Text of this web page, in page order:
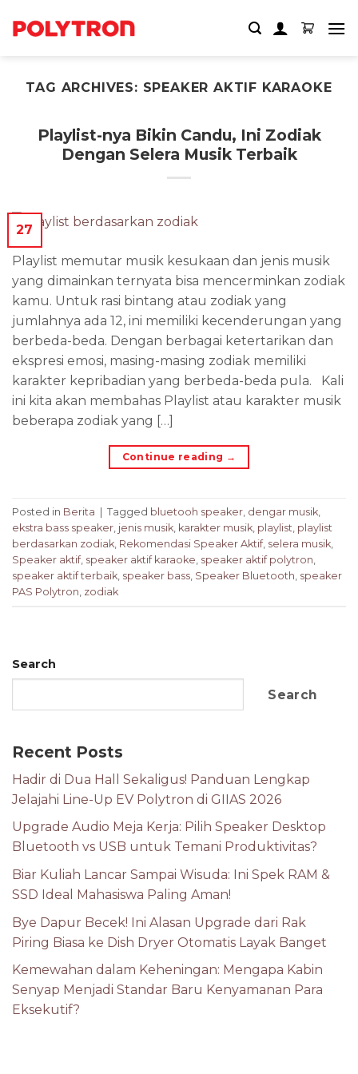
TAG ARCHIVES: SPEAKER AKTIF KARAOKE
Playlist-nya Bikin Candu, Ini Zodiak
Dengan Selera Musik Terbaik
27
Playlist memutar musik kesukaan dan jenis musik
yang dimainkan ternyata bisa mencerminkan zodiak
kamu. Untuk rasi bintang atau zodiak yang
jumlahnya ada 12, ini memiliki kecenderungan yang
berbeda-beda. Dengan berbagai ketertarikan dan
ekspresi emosi, masing-masing zodiak memiliki
karakter kepribadian yang berbeda-beda pula. Kali
ini kita akan membahas Playlist atau karakter musik
beberapa zodiak yang […]
Continue reading →
Posted in Berita | Tagged bluetooh speaker dengar musik
ekstra bass speaker jenis musik karakter musik playlist playlist
berdasarkan zodiak Rekomendasi Speaker Aktif, selera musik
Speaker aktif, speaker aktif karaoke speaker aktif polytron
speaker aktif terbaik speaker bass Speaker Bluetooth speaker
PAS Polytron zodiak
Search
Search
Recent Posts
Hadir di Dua Hall Sekaligus! Panduan Lengkap
Jelajahi Line-Up EV Polytron di GIIAS 2026
Upgrade Audio Meja Kerja: Pilih Speaker Desktop
Bluetooth vs USB untuk Temani Produktivitas?
Biar Kuliah Lancar Sampai Wisuda: Ini Spek RAM &
SSD Ideal Mahasiswa Paling Aman!
Bye Dapur Becek! Ini Alasan Upgrade dari Rak
Piring Biasa ke Dish Dryer Otomatis Layak Banget
Kemewahan dalam Keheningan: Mengapa Kabin
Senyap Menjadi Standar Baru Kenyamanan Para
Eksekutif?